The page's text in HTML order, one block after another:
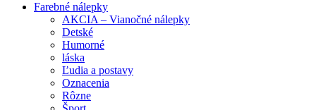
Farebné nálepky
AKCIA – Vianočné nálepky
Detské
Humorné
láska
Ľudia a postavy
Oznacenia
Rôzne